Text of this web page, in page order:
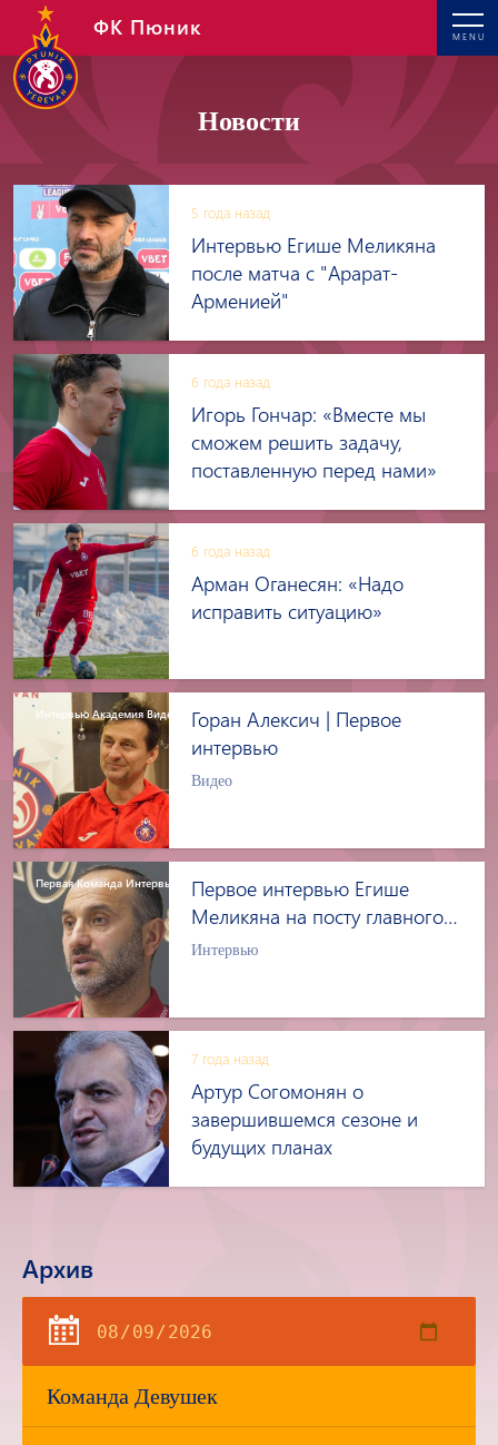
MENU
ФК Пюник
Новости
5 года назад
Интервью Егише Меликяна
после матча с "Арарат-
Арменией"
6 года назад
Игорь Гончар: «Вместе мы
сможем решить задачу,
поставленную перед нами»
6 года назад
Арман Оганесян: «Надо
исправить ситуацию»
Интервью Aкадемия Видео
Горан Алексич | Первое
интервью
Видео
Первая Команда Интервью
Первое интервью Егише
Меликяна на посту главного
тренера "Пюника"
Интервью
7 года назад
Артур Согомонян о
завершившемся сезоне и
будущих планах
Архив
Команда Девушек